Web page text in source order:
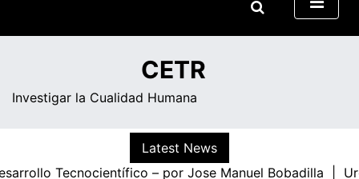
Divendres
CETR
Investigar la Cualidad Humana
Latest News
Tecnocientífico – por Jose Manuel Bobadilla |Urge